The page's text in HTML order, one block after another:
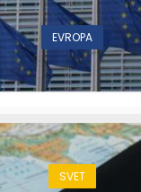
EVROPA
SVET